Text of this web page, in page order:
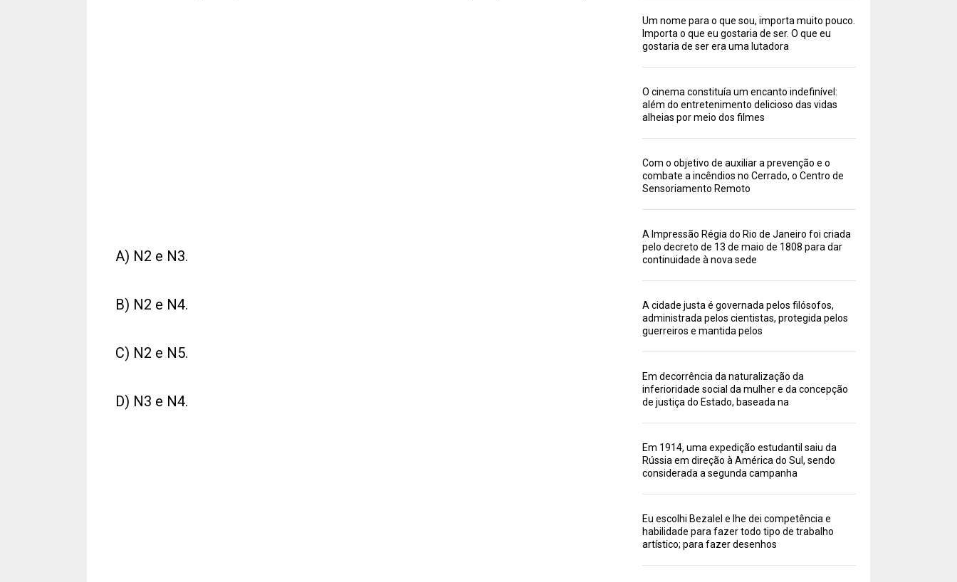
A) N2 e N3.
B) N2 e N4.
C) N2 e N5.
D) N3 e N4.
Um nome para o que sou, importa muito pouco.
Importa o que eu gostaria de ser. O que eu
gostaria de ser era uma lutadora
O cinema constituía um encanto indefinível:
além do entretenimento delicioso das vidas
alheias por meio dos filmes
Com o objetivo de auxiliar a prevenção e o
combate a incêndios no Cerrado, o Centro de
Sensoriamento Remoto
A Impressão Régia do Rio de Janeiro foi criada
pelo decreto de 13 de maio de 1808 para dar
continuidade à nova sede
A cidade justa é governada pelos filósofos,
administrada pelos cientistas, protegida pelos
guerreiros e mantida pelos
Em decorrência da naturalização da
inferioridade social da mulher e da concepção
de justiça do Estado, baseada na
Em 1914, uma expedição estudantil saiu da
Rússia em direção à América do Sul, sendo
considerada a segunda campanha
Eu escolhi Bezalel e lhe dei competência e
habilidade para fazer todo tipo de trabalho
artístico; para fazer desenhos